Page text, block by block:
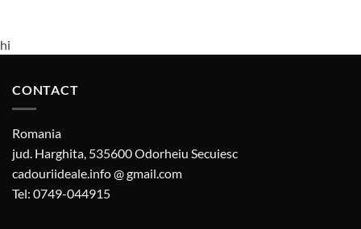
hi
CONTACT
Romania
jud. Harghita, 535600 Odorheiu Secuiesc
cadouriideale.info @ gmail.com
Tel: 0749-044915